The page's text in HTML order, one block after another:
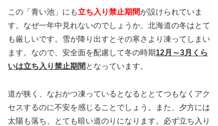
この「青い池」にも立ち入り禁止期間が設けられていま
す。なぜ一年中見れないのでしょうか。北海道の冬はとて
も厳しいです。雪が降り出すとその寒さより凍ってしまい
ます。なので、安全面を配慮して冬の時期12月～3月くら
いは立ち入り禁止期間 となっています。
道が狭く、なおかつ凍っているとなるととてつもなくアク
セスするのに不安を感じることでしょう。また、夕方には
太陽も落ち、とても暗い道のりになります。必ず立ち入り